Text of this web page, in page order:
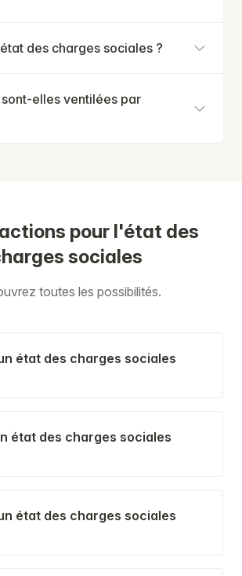
des charges sociales ?
elles ventilées par
pour l'état des
sociales
toutes les possibilités.
état des charges sociales
état des charges sociales
état des charges sociales